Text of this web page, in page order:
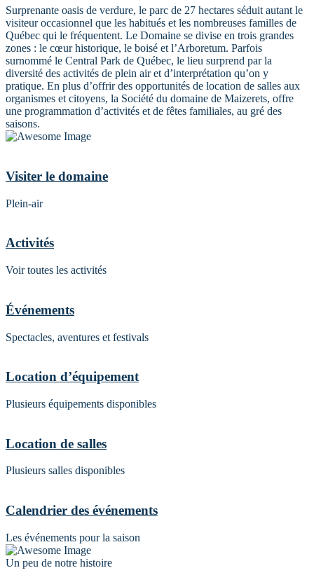
Surprenante oasis de verdure, le parc de 27 hectares séduit autant le
visiteur occasionnel que les habitués et les nombreuses familles de
Québec qui le fréquentent. Le Domaine se divise en trois grandes
zones : le cœur historique, le boisé et l’Arboretum. Parfois
surnommé le Central Park de Québec, le lieu surprend par la
diversité des activités de plein air et d’interprétation qu’on y
pratique. En plus d’offrir des opportunités de location de salles aux
organismes et citoyens, la Société du domaine de Maizerets, offre
une programmation d’activités et de fêtes familiales, au gré des
saisons.
Visiter le domaine
Plein-air
Activités
Voir toutes les activités
Événements
Spectacles, aventures et festivals
Location d’équipement
Plusieurs équipements disponibles
Location de salles
Plusieurs salles disponibles
Calendrier des événements
Les événements pour la saison
Un peu de notre histoire